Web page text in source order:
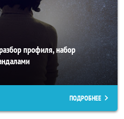
профиля, набор
ПОДРОБНЕЕ